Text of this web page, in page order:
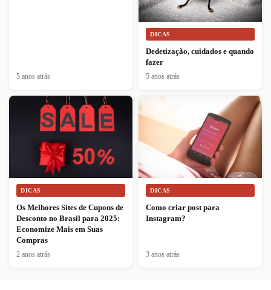
5 anos atrás
DICAS
Dedetização, cuidados e quando
fazer
5 anos atrás
DICAS
Os Melhores Sites de Cupons de
Desconto no Brasil para 2025:
Economize Mais em Suas
Compras
2 anos atrás
DICAS
Como criar post para
Instagram?
3 anos atrás